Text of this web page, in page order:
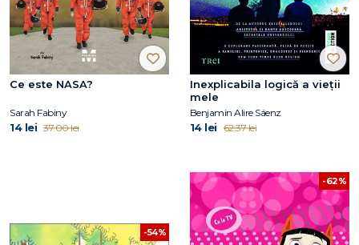
Ce este NASA?
Sarah Fabiny
14 lei 37.00 lei
Inexplicabila logică a vieții
mele
Benjamin Alire Sáenz
14 lei 62.37 lei
-54%
-62%